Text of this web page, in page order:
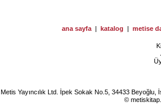
ana sayfa | katalog | metise
Metis Yayıncılık Ltd. İpek Sokak No.5, 34433
©